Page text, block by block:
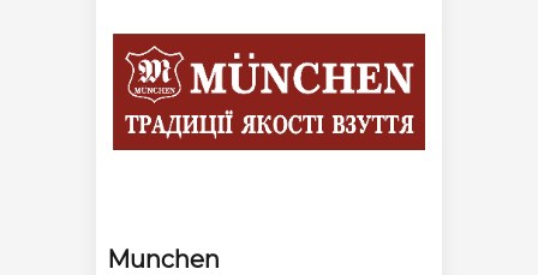
Munchen